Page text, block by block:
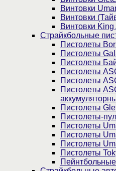
Винтовки
Винтовки
Винтовки King
Страйкбольные
Пистолеты
Пистолеты
Пистолеты
Пистолеты
Пистолеты
Пистолеты
Пистолеты
Пистолеты-
Пистолеты
Пистолеты
Пистолеты
Пистолеты